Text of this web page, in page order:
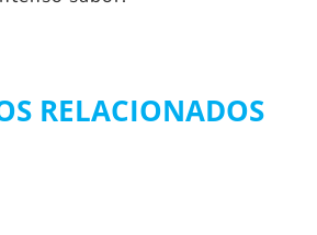
RELACIONADOS